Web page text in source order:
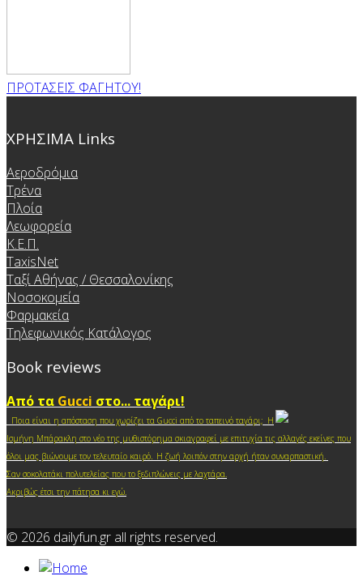
ΠΡΟΤΑΣΕΙΣ ΦΑΓΗΤΟΥ!
ΧΡΗΣΙΜΑ Links
Αεροδρόμια
Τρένα
Πλοία
Λεωφορεία
Κ.Ε.Π.
TaxisNet
Ταξί Αθήνας / Θεσσαλονίκης
Νοσοκομεία
Φαρμακεία
Τηλεφωνικός Κατάλογος
Book reviews
Από τα Gucci στο... ταγάρι!
Ποια είναι η απόσταση που χωρίζει τα Gucci από το ταπεινό ταγάρι; Η
Ισμήνη Μπάρακλη στο νέο της μυθιστόρημα σκιαγραφεί με επιτυχία τις αλλαγές εκείνες που
όλοι μας βιώνουμε τον τελευταίο καιρό. Η ζωή λοιπόν στην αρχή ήταν συναρπαστική.
Σαν σοκολατάκι πολυτελείας που το ξεδιπλώνεις με λαχτάρα.
Ακριβώς έτσι την πάτησα κι εγώ.
© 2026 dailyfun.gr all rights reserved.